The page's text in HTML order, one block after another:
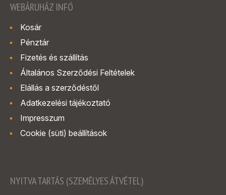
WEBÁRUHÁZ INFÓ
Kosár
Pénztár
Fizetés és szállítás
Általános Szerződési Feltételek
Elállás a szerződéstől
Adatkezelési tájékoztató
Impresszum
Cookie (süti) beállítások
NYITVA TARTÁS (SZEMÉLYES ÁTVÉTEL)